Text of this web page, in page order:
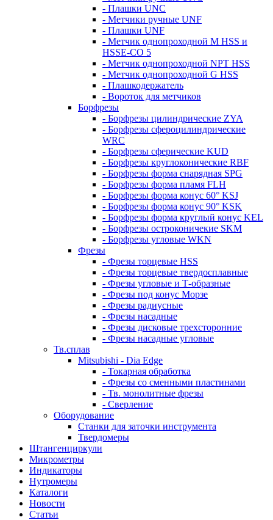
- Плашки UNC
- Метчики ручные UNF
- Плашки UNF
- Метчик однопроходной M HSS и
HSSE-CO 5
- Метчик однопроходной NPT HSS
- Метчик однопроходной G HSS
- Плашкодержатель
- Вороток для метчиков
Борфрезы
- Борфрезы цилиндрические ZYA
- Борфрезы сфероцилиндрические
WRC
- Борфрезы сферические KUD
- Борфрезы круглоконические RBF
- Борфрезы форма снарядная SPG
- Борфрезы форма пламя FLH
- Борфрезы форма конус 60° KSJ
- Борфрезы форма конус 90° KSK
- Борфрезы форма круглый конус KEL
- Борфрезы остроконичекие SKM
- Борфрезы угловые WKN
Фрезы
- Фрезы торцевые HSS
- Фрезы торцевые твердосплавные
- Фрезы угловые и Т-образные
- Фрезы под конус Морзе
- Фрезы радиусные
- Фрезы насадные
- Фрезы дисковые трехсторонние
- Фрезы насадные угловые
Тв.сплав
Mitsubishi - Dia Edge
- Токарная обработка
- Фрезы со сменными пластинами
- Тв. монолитные фрезы
- Сверление
Оборудование
Станки для заточки инструмента
Твердомеры
Штангенциркули
Микрометры
Индикаторы
Нутромеры
Каталоги
Новости
Статьи